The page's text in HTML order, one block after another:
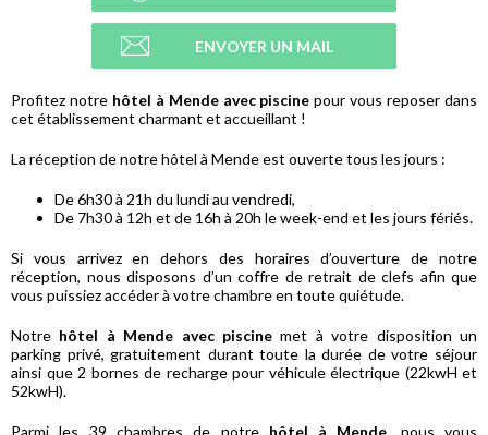
ENVOYER UN MAIL
Profitez notre hôtel à Mende avec piscine pour vous reposer dans
cet établissement charmant et accueillant !
La réception de notre hôtel à Mende est ouverte tous les jours :
De 6h30 à 21h du lundi au vendredi,
De 7h30 à 12h et de 16h à 20h le week-end et les jours fériés.
Si vous arrivez en dehors des horaires d’ouverture de notre
réception, nous disposons d’un coffre de retrait de clefs afin que
vous puissiez accéder à votre chambre en toute quiétude.
Notre hôtel à Mende avec piscine met à votre disposition un
parking privé, gratuitement durant toute la durée de votre séjour
ainsi que 2 bornes de recharge pour véhicule électrique (22kwH et
52kwH).